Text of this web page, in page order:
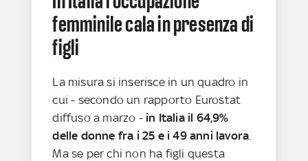
femminile cala in presenza di
figli
La misura si inserisce in un quadro in
cui - secondo un rapporto Eurostat
diffuso a marzo - in Italia il 64,9%
delle donne fra i 25 e i 49 anni lavora
Ma se per chi non ha figli questa